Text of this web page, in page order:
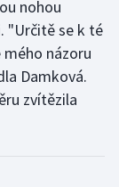
nohou
"Určitě se k té
názoru
Damková.
zvítězila